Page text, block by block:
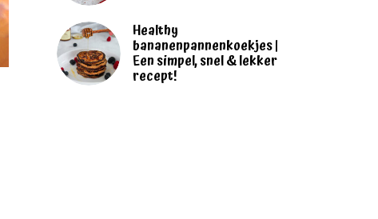
Healthy
bananenpannenkoekjes |
Een simpel, snel & lekker
recept!